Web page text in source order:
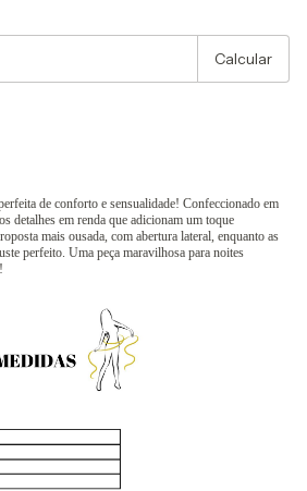
Calcular
de conforto e sensualidade! Confeccionado em
detalhes em renda que adicionam um toque
mais ousada, com abertura lateral, enquanto as
perfeito. Uma peça maravilhosa para noites